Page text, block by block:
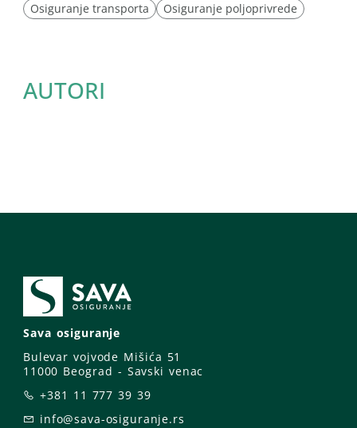
Osiguranje transporta
Osiguranje poljoprivrede
AUTORI
Sava osiguranje
Bulevar vojvode Mišića 51
11000 Beograd - Savski venac
+381 11 777 39 39
info@sava-osiguranje.rs